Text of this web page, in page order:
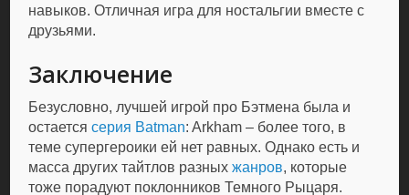
навыков. Отличная игра для ностальгии вместе с
друзьями.
Заключение
Безусловно, лучшей игрой про Бэтмена была и
остаетсясерия Batman: Arkham – более того, в
теме супергероики ей нет равных. Однако есть и
масса других тайтлов разныхжанров, которые
тоже порадуют поклонников Темного Рыцаря.